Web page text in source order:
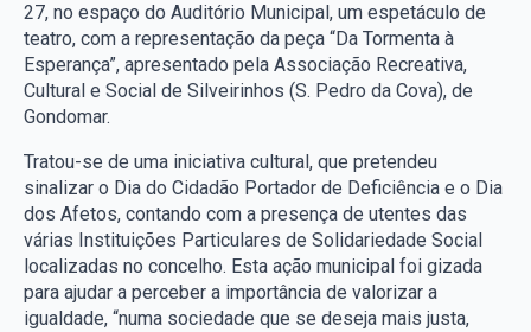
27, no espaço do Auditório Municipal, um espetáculo de
teatro, com a representação da peça “Da Tormenta à
Esperança”, apresentado pela Associação Recreativa,
Cultural e Social de Silveirinhos (S. Pedro da Cova), de
Gondomar.
Tratou-se de uma iniciativa cultural, que pretendeu
sinalizar o Dia do Cidadão Portador de Deficiência e o Dia
dos Afetos, contando com a presença de utentes das
várias Instituições Particulares de Solidariedade Social
localizadas no concelho. Esta ação municipal foi gizada
para ajudar a perceber a importância de valorizar a
igualdade, “numa sociedade que se deseja mais justa,